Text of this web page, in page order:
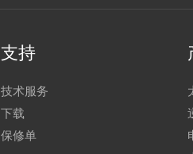
支持
技术服务
下载
保修单